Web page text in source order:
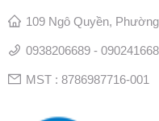
109 Ngô Quyền,
0938206689 -
MST : 8786987716-001